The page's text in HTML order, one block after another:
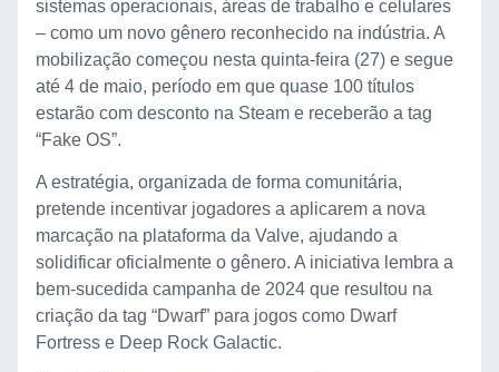
sistemas operacionais, áreas de trabalho e celulares
– como um novo gênero reconhecido na indústria. A
mobilização começou nesta quinta-feira (27) e segue
até 4 de maio, período em que quase 100 títulos
estarão com desconto na Steam e receberão a tag
“Fake OS”.
A estratégia, organizada de forma comunitária,
pretende incentivar jogadores a aplicarem a nova
marcação na plataforma da Valve, ajudando a
solidificar oficialmente o gênero. A iniciativa lembra a
bem-sucedida campanha de 2024 que resultou na
criação da tag “Dwarf” para jogos como Dwarf
Fortress e Deep Rock Galactic.